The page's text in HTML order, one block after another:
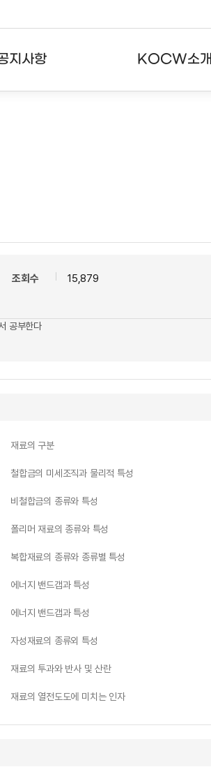
지사항 KOCW소개
조회수 15,879
공부한다
재료의 구분
철합금의 미세조직과 물리적 특성
비철합금의 종류와 특성
폴리머 재료의 종류와 특성
복합재료의 종류와 종류별 특성
에너지 밴드갭과 특성
에너지 밴드갭과 특성
자성재료의 종류외 특성
재료의 투과와 반사 및 산란
재료의 열전도도에 미치는 인자